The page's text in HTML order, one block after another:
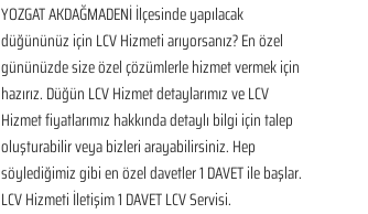
YOZGAT AKDAĞMADENİ İlçesinde yapılacak
düğününüz için LCV Hizmeti arıyorsanız? En özel
gününüzde size özel çözümlerle hizmet vermek için
hazırız. Düğün LCV Hizmet detaylarımız ve LCV
Hizmet fiyatlarımız hakkında detaylı bilgi için talep
oluşturabilir veya bizleri arayabilirsiniz. Hep
söylediğimiz gibi en özel davetler 1 DAVET ile başlar.
LCV Hizmeti İletişim 1 DAVET LCV Servisi.